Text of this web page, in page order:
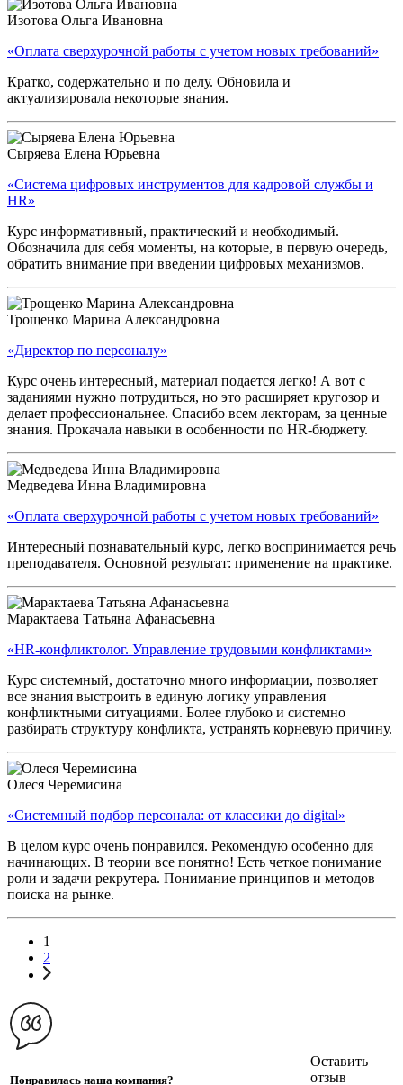
Изотова Ольга Ивановна
«Оплата сверхурочной работы с учетом новых требований»
Кратко, содержательно и по делу. Обновила и
актуализировала некоторые знания.
Сыряева Елена Юрьевна
«Система цифровых инструментов для кадровой службы и
HR»
Курс информативный, практический и необходимый.
Обозначила для себя моменты, на которые, в первую очередь,
обратить внимание при введении цифровых механизмов.
Трощенко Марина Александровна
«Директор по персоналу»
Курс очень интересный, материал подается легко! А вот с
заданиями нужно потрудиться, но это расширяет кругозор и
делает профессиональнее. Спасибо всем лекторам, за ценные
знания. Прокачала навыки в особенности по HR-бюджету.
Медведева Инна Владимировна
«Оплата сверхурочной работы с учетом новых требований»
Интересный познавательный курс, легко воспринимается речь
преподавателя. Основной результат: применение на практике.
Марактаева Татьяна Афанасьевна
«HR-конфликтолог. Управление трудовыми конфликтами»
Курс системный, достаточно много информации, позволяет
все знания выстроить в единую логику управления
конфликтными ситуациями. Более глубоко и системно
разбирать структуру конфликта, устранять корневую причину.
Олеся Черемисина
«Cистемный подбор персонала: от классики до digital»
В целом курс очень понравился. Рекомендую особенно для
начинающих. В теории все понятно! Есть четкое понимание
роли и задачи рекрутера. Понимание принципов и методов
поиска на рынке.
1
2
Понравилась наша компания?
Оставить
отзыв